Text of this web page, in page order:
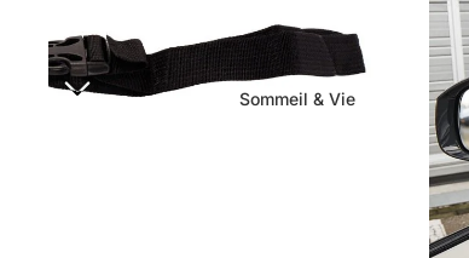
Sommeil & Vie